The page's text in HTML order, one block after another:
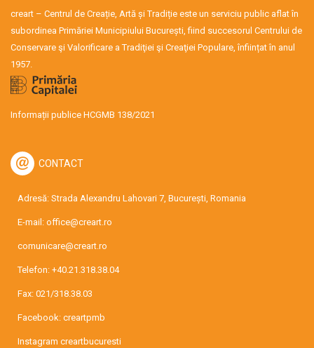
creart – Centrul de Creație, Artă și Tradiție este un serviciu public aflat în
subordinea Primăriei Municipiului București, fiind succesorul Centrului de
Conservare şi Valorificare a Tradiţiei şi Creaţiei Populare, înființat în anul
1957.
Informații publice HCGMB 138/2021
CONTACT
Adresă: Strada Alexandru Lahovari 7, București, Romania
E-mail: office@creart.ro
comunicare@creart.ro
Telefon: +40.21.318.38.04
Fax: 021/318.38.03
Facebook: creartpmb
Instagram creartbucuresti